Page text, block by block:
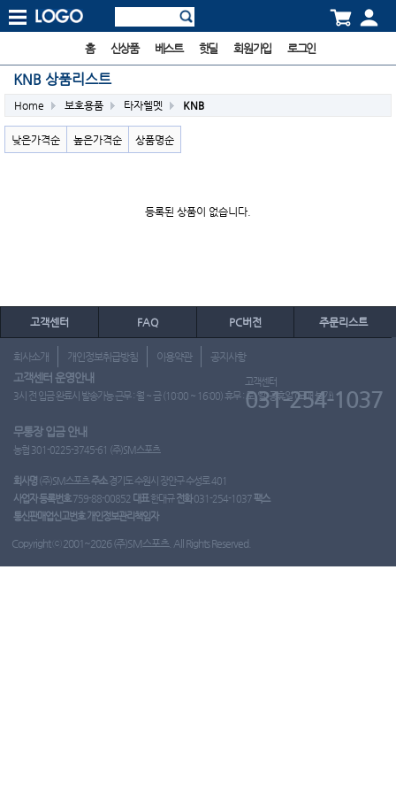
홈 신상품 베스트 핫딜 회원가입 로그인
KNB 상품리스트
Home 보호용품 타자헬멧 KNB
낮은가격순 높은가격순 상품명순
등록된 상품이 없습니다.
고객센터 FAQ PC버전 주문리스트
회사소개 개인정보취급방침 이용약관 공지사항
고객센터 운영안내
3시 전 입금 완료시 발송가능 근무 : 월 ~ 금 (10:00 ~ 16:00) 휴무 : 토, 일, 공휴일 (도매 불가)
고객센터
031-254-1037
무통장 입금 안내
농협 301-0225-3745-61 (주)SM스포츠
회사명 (주)SM스포츠주소경기도 수원시 장안구 수성로 401
사업자 등록번호759-88-00852 대표한대규 전화031-254-1037팩스
통신판매업신고번호 개인정보관리책임자
Copyright ⓒ 2001~2026 (주)SM스포츠. All Rights Reserved.